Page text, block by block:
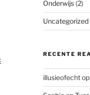
Onderwijs(2)
Uncategorized
RECENTE
illusieofechtop